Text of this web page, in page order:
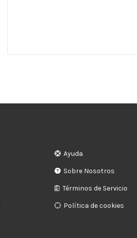
Ayuda
Sobre Nosotros
Términos de Servicio
Política de cookies